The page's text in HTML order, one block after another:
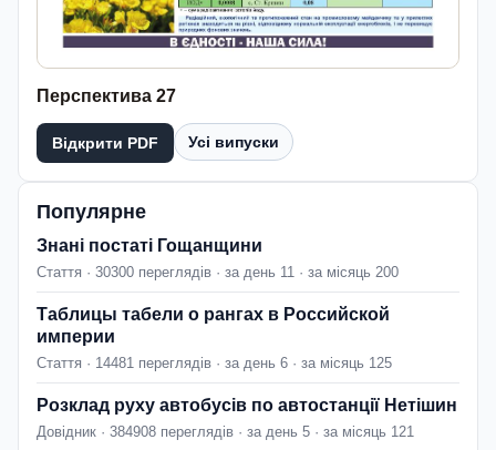
Перспектива 27
Відкрити PDF Усі випуски
Популярне
Знані постаті Гощанщини
Стаття · 30300 переглядів · за день 11 · за місяць 200
Таблицы табели о рангах в Российской
империи
Стаття · 14481 переглядів · за день 6 · за місяць 125
Розклад руху автобусів по автостанції Нетішин
Довідник · 384908 переглядів · за день 5 · за місяць 121